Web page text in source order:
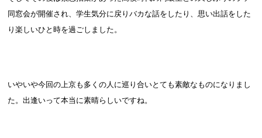
同窓会が開催され、学生気分に戻りバカな話をしたり、思い出話をした
り楽しいひと時を過ごしました。
いやいや今回の上京も多くの人に巡り合いとても素敵なものになりまし
た。出逢いって本当に素晴らしいですね。